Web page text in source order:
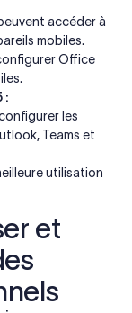
accéder à
mobiles.
Office
:
les
Teams et
utilisation
et